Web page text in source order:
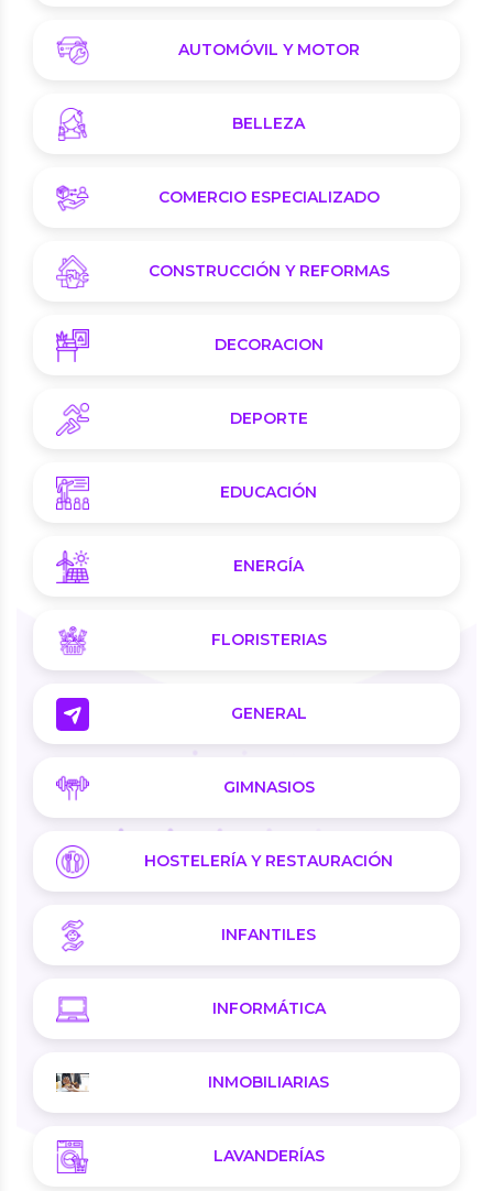
AUTOMÓVIL Y MOTOR
BELLEZA
COMERCIO ESPECIALIZADO
CONSTRUCCIÓN Y REFORMAS
DECORACION
DEPORTE
EDUCACIÓN
ENERGÍA
FLORISTERIAS
GENERAL
GIMNASIOS
HOSTELERÍA Y RESTAURACIÓN
INFANTILES
INFORMÁTICA
INMOBILIARIAS
LAVANDERÍAS